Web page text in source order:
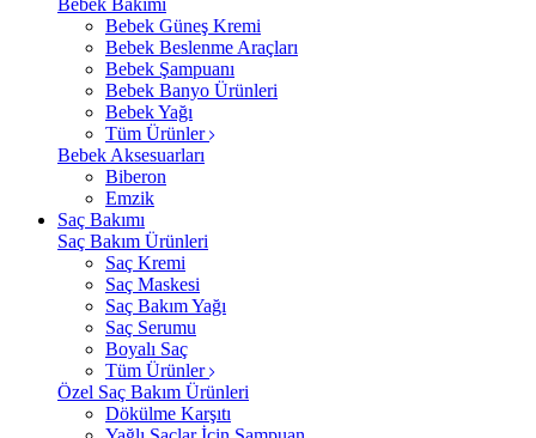
Bebek Bakımı
Bebek Güneş Kremi
Bebek Beslenme Araçları
Bebek Şampuanı
Bebek Banyo Ürünleri
Bebek Yağı
Tüm Ürünler
Bebek Aksesuarları
Biberon
Emzik
Saç Bakımı
Saç Bakım Ürünleri
Saç Kremi
Saç Maskesi
Saç Bakım Yağı
Saç Serumu
Boyalı Saç
Tüm Ürünler
Özel Saç Bakım Ürünleri
Dökülme Karşıtı